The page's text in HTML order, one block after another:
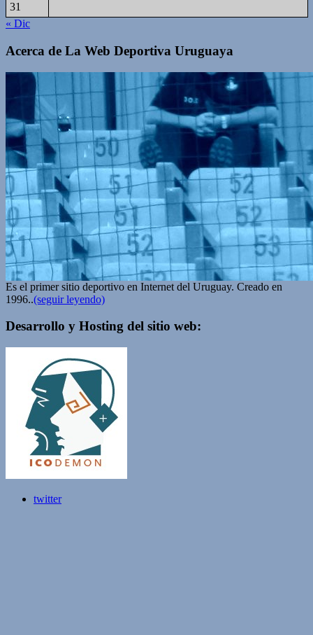
31
« Dic
Acerca de La Web Deportiva Uruguaya
Es el primer sitio deportivo en Internet del Uruguay. Creado en
1996..(seguir leyendo)
Desarrollo y Hosting del sitio web:
twitter